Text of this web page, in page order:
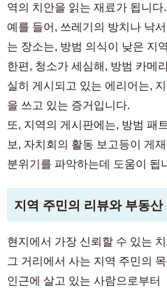
역의 치안을 읽는 재료가 됩니다.
예를 들어, 쓰레기의 방치나 낙
는 장소는, 방범 의식이 낮은 지
한편, 청소가 세심해, 방범 카메
실히 게시되고 있는 에리어는,
을 쓰고 있는 증거입니다.
또, 지역의 게시판에는, 방범 패
보, 자치회의 활동 보고등이 게
분위기를 파악하는데 도움이 됩
지역 주민의 리뷰와 부동산
현지에서 가장 신뢰할 수 있는
그 거리에서 사는 지역 주민의
인근에 살고 있는 사람으로부터